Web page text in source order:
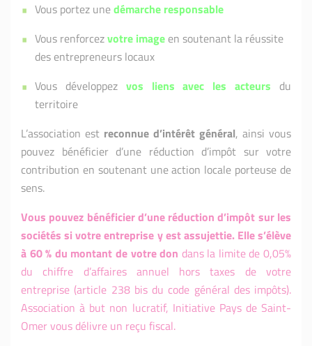
Vous portez unedémarche responsable
Vous renforcezvotre image en soutenant la réussite
des entrepreneurs locaux
Vous développez vos liens avec les acteurs du
territoire
L’association est reconnue d’intérêt général, ainsi vous
pouvez bénéficier d’une réduction d’impôt sur votre
contribution en soutenant une action locale porteuse de
sens.
Vous pouvez bénéficier d’une réduction d’impôt sur les
sociétés si votre entreprise y est assujettie. Elle s’élève
à 60 % du montant de votre don dans la limite de 0,05%
du chiffre d’affaires annuel hors taxes de votre
entreprise (article 238 bis du code général des impôts).
Association à but non lucratif, Initiative Pays de Saint-
Omer vous délivre un reçu fiscal.